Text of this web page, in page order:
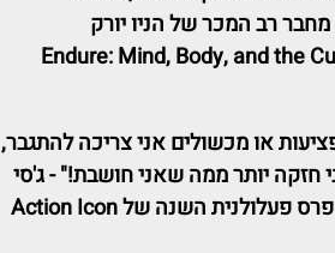
מחבר רב המכר של הניו יורק
Endure:Mind, Body, and the
או מכשולים אני צריכה להתגבר,
חזקה יותר ממה שאני חושבת!" - ג'סי
פרס פעלולנית השנה שלAction Icon